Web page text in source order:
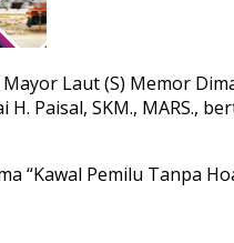
Laut (S) Memor
Paisal, SKM., MARS.,
“Kawal Pemilu Tanpa